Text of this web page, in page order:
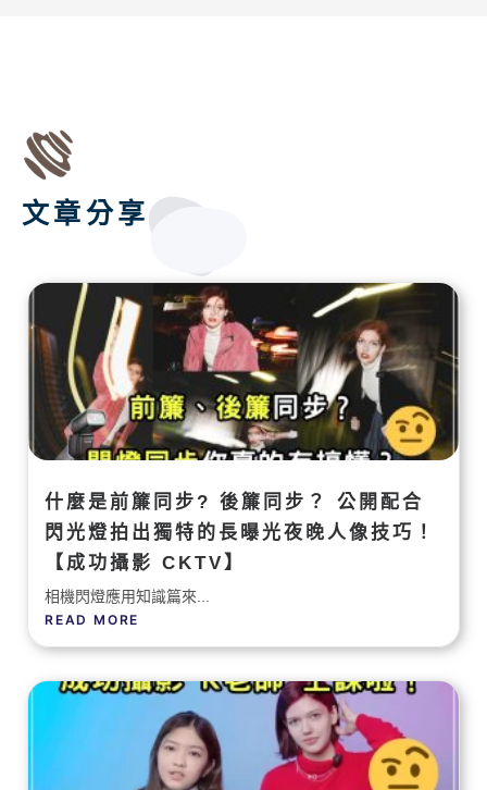
文章分享
什麼是前簾同步? 後簾同步？ 公開配合
閃光燈拍出獨特的長曝光夜晚人像技巧！
【成功攝影 CKTV】
相機閃燈應用知識篇來...
READ MORE